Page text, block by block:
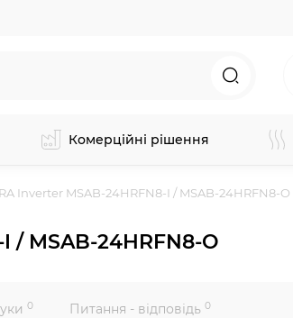
Комерційні рішення
Inverter MSAB-24HRFN8-I / MSAB-24HRFN8-O
/ MSAB-24HRFN8-O
0 Питання - відповідь 0